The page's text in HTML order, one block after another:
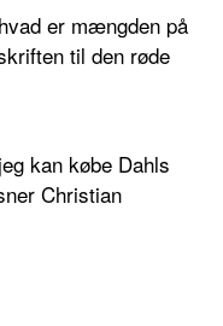
er mængden på
til den røde
kan købe Dahls
Christian